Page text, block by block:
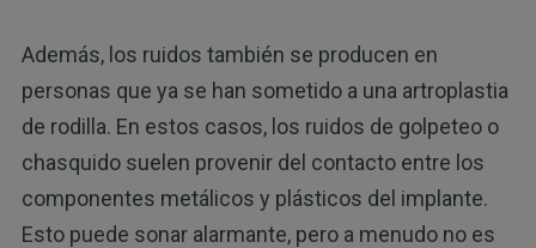
Además, los ruidos también se producen en
personas que ya se han sometido a una artroplastia
de rodilla. En estos casos, los ruidos de golpeteo o
chasquido suelen provenir del contacto entre los
componentes metálicos y plásticos del implante.
Esto puede sonar alarmante, pero a menudo no es